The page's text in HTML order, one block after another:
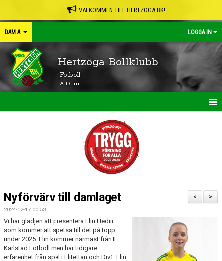
VÄLKOMMEN TILL HERTZÖGA BK!
DAM A LOGGA IN
Hertzöga Bollklubb
Fotboll
A Dam
TRUPPEN
BILDGALLERI
DOKUMENT
>
<
Nyförvärv till damlaget
2024-12-17 00:53
Vi har glädjen att presentera Elin Hedin
som kommer att spetsa till det på topp
under 2025. Elin kommer närmast från IF
Karlstad Fotboll men har tidigare
erfarenhet från spel i Elitettan och Div1. Elin